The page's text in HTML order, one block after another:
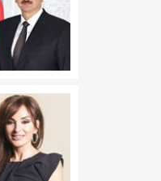
16:20
06 Avqust
16:15
06 Avqust
16:10